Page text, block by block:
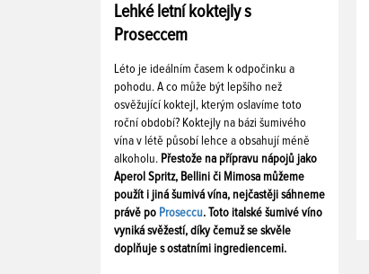
Lehké letní koktejly s
Proseccem
Léto je ideálním časem k odpočinku a
pohodu. A co může být lepšího než
osvěžující koktejl, kterým oslavíme toto
roční období? Koktejly na bázi šumivého
vína v létě působí lehce a obsahují méně
alkoholu. Přestože na přípravu nápojů jako
Aperol Spritz, Bellini či Mimosa můžeme
použít i jiná šumivá vína, nejčastěji sáhneme
právě po Proseccu. Toto italské šumivé víno
vyniká svěžestí, díky čemuž se skvěle
doplňuje s ostatními ingrediencemi.